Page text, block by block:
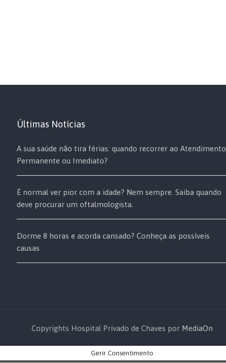
Últimas Notícias
A sua saúde não tira férias: quando recorrer ao Atendimento
Permanente ou Imediato?
É normal ver pior com a idade? Nem sempre. Saiba quando
deve procurar um oftalmologista.
Dorme 8 horas e acorda cansado? Conheça as possíveis
causas
Copyrights Hospital Privado de Chaves por MediaOn
Gerir Consentimento